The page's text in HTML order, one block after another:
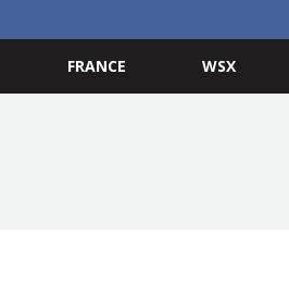
FRANCE WSX